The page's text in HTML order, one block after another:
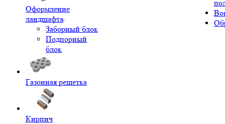
Оформление
ландшафта
Заборный блок
Подпорный
блок
Газонная решетка
Кирпич